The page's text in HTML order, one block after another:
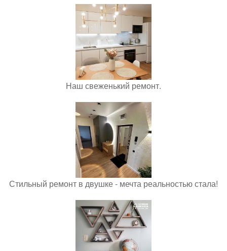
Наш свеженький ремонт.
Стильный ремонт в двушке - мечта реальностью стала!